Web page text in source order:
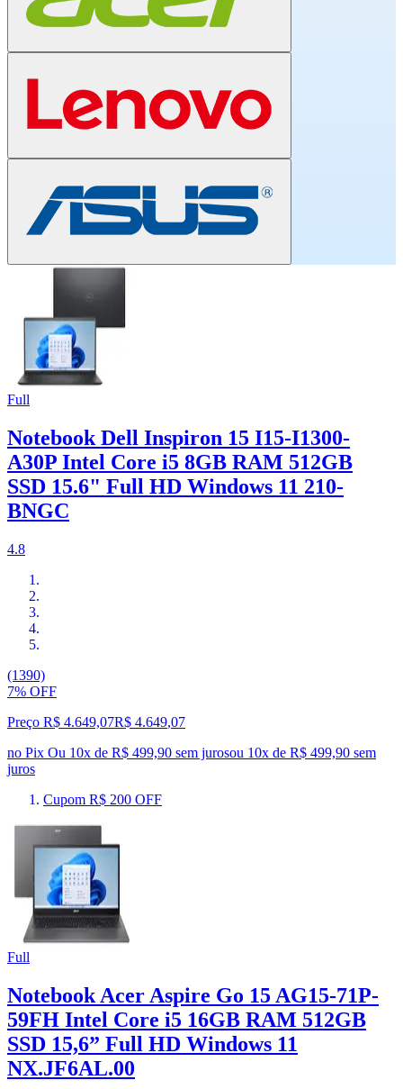
Full
Notebook Dell Inspiron 15 I15-I1300-
A30P Intel Core i5 8GB RAM 512GB
SSD 15.6" Full HD Windows 11 210-
BNGC
4.8
(1390)
7% OFF
Preço R$ 4.649,07R$ 4.649,07
no Pix Ou 10x de R$ 499,90 sem jurosou 10x de R$ 499,90 sem
juros
Cupom R$ 200 OFF
Full
Notebook Acer Aspire Go 15 AG15-71P-
59FH Intel Core i5 16GB RAM 512GB
SSD 15,6” Full HD Windows 11
NX.JF6AL.00